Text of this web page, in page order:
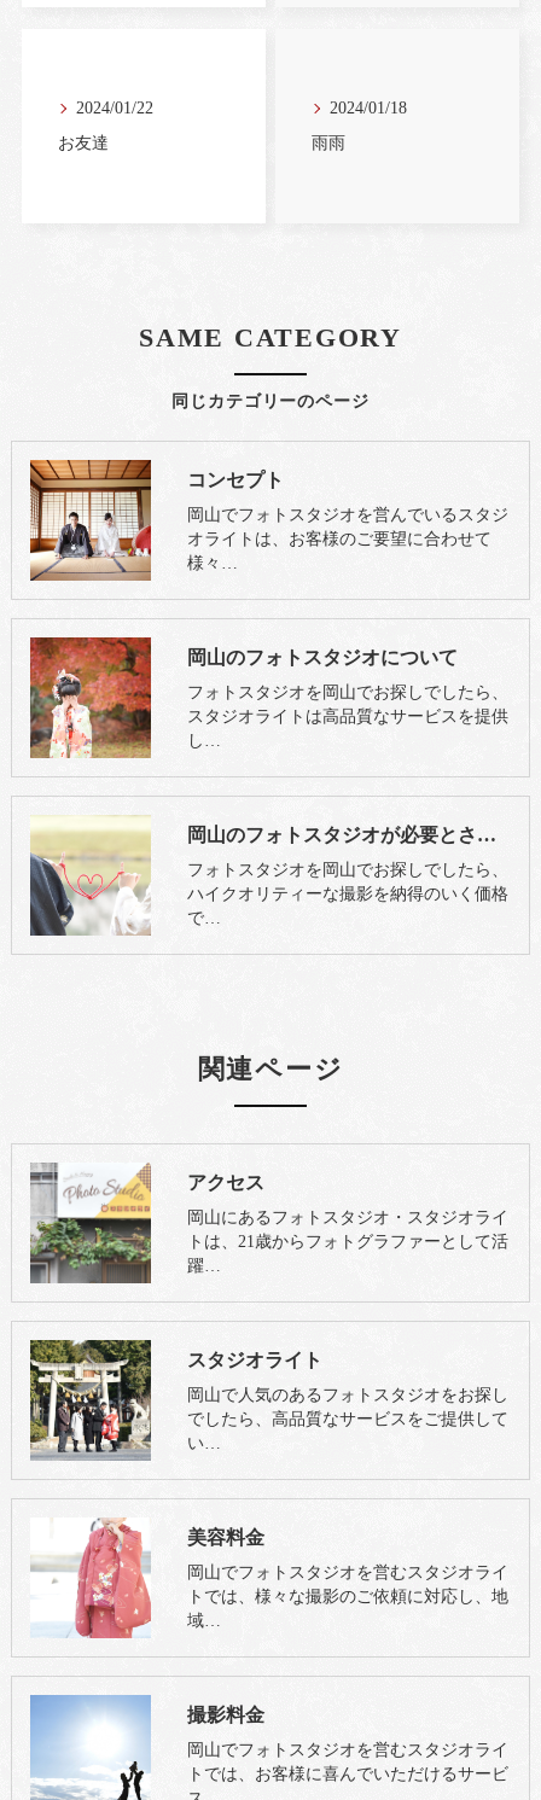
2024/01/22
お友達
2024/01/18
雨雨
同じカテゴリーのページ
SAME CATEGORY
コンセプト
岡山でフォトスタジオを営んでいるスタジ
オライトは、お客様のご要望に合わせて
様々…
岡山のフォトスタジオについて
フォトスタジオを岡山でお探しでしたら、
スタジオライトは高品質なサービスを提供
し…
岡山のフォトスタジオが必要とされる理由
フォトスタジオを岡山でお探しでしたら、
ハイクオリティーな撮影を納得のいく価格
で…
関連ページ
アクセス
岡山にあるフォトスタジオ・スタジオライ
トは、21歳からフォトグラファーとして活
躍…
スタジオライト
岡山で人気のあるフォトスタジオをお探し
でしたら、高品質なサービスをご提供して
い…
美容料金
岡山でフォトスタジオを営むスタジオライ
トでは、様々な撮影のご依頼に対応し、地
域…
撮影料金
岡山でフォトスタジオを営むスタジオライ
トでは、お客様に喜んでいただけるサービ